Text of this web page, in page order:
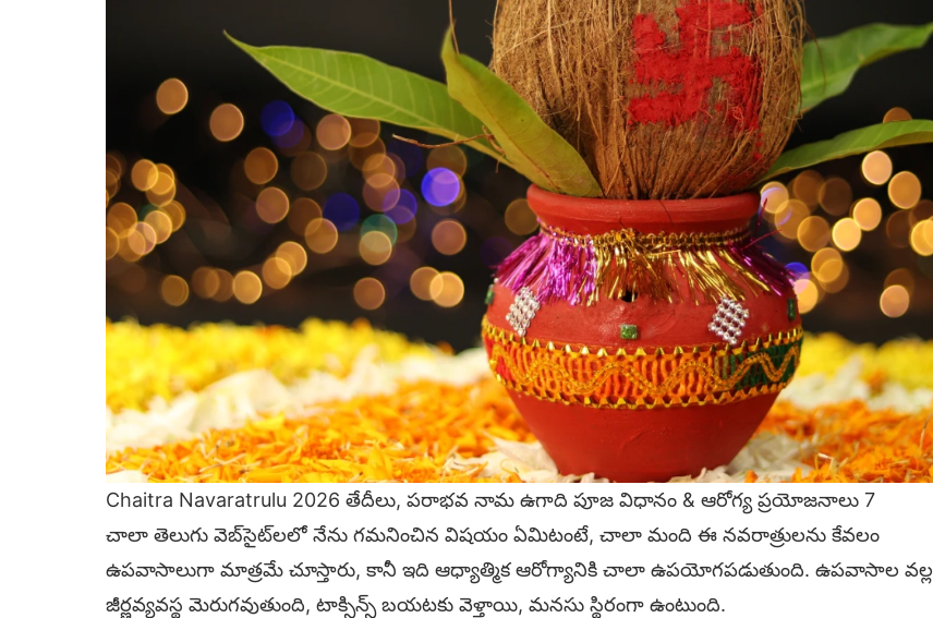
Chaitra Navaratrulu 2026 తేదీలు, పరాభవ నామ ఉగాది పూజ విధానం & ఆరోగ్య ప్రయోజనాలు 7
చాలా తెలుగు వెబ్‌సైట్‌లలో నేను గమనించిన విషయం ఏమిటంటే, చాలా మంది ఈ నవరాత్రులను కేవలం
ఉపవాసాలుగా మాత్రమే చూస్తారు, కానీ ఇది ఆధ్యాత్మిక ఆరోగ్యానికి చాలా ఉపయోగపడుతుంది. ఉపవాసాల వల్ల
జీర్ణవ్యవస్థ మెరుగవుతుంది, టాక్సిన్స్ బయటకు వెళ్తాయి, మనసు స్థిరంగా ఉంటుంది.